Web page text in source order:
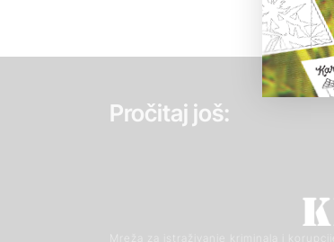
Pročitaj još:
Mreža za istraživanje kriminala i korupcije